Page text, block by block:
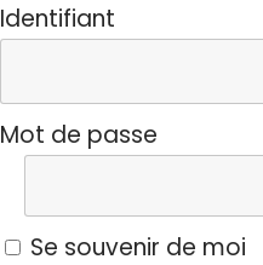
Identifiant
Mot de passe
Se souvenir de moi